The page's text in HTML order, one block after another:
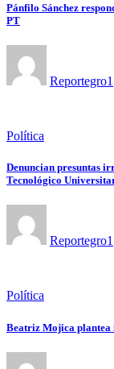
Pánfilo Sánchez
PT
Reportegro1
Política
Denuncian presuntas
Tecnológico
Reportegro1
Política
Beatriz Mojica plantea